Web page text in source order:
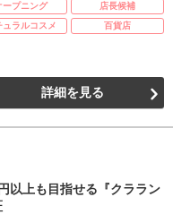
ープニング
店長候補
ュラルコスメ 百貨店
詳細を見る
以上も目指せる『クララン